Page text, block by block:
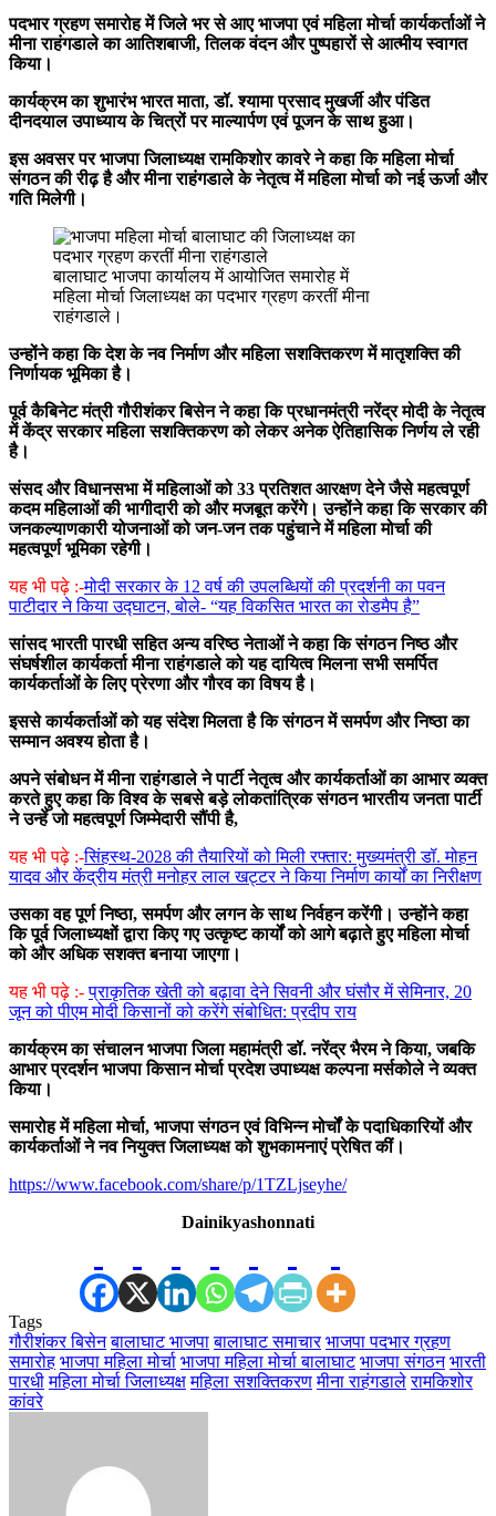
पदभार ग्रहण समारोह में जिले भर से आए भाजपा एवं महिला मोर्चा कार्यकर्ताओं ने
मीना राहंगडाले का आतिशबाजी, तिलक वंदन और पुष्पहारों से आत्मीय स्वागत
किया।
कार्यक्रम का शुभारंभ भारत माता, डॉ. श्यामा प्रसाद मुखर्जी और पंडित
दीनदयाल उपाध्याय के चित्रों पर माल्यार्पण एवं पूजन के साथ हुआ।
इस अवसर पर भाजपा जिलाध्यक्ष रामकिशोर कावरे ने कहा कि महिला मोर्चा
संगठन की रीढ़ है और मीना राहंगडाले के नेतृत्व में महिला मोर्चा को नई ऊर्जा और
गति मिलेगी।
बालाघाट भाजपा कार्यालय में आयोजित समारोह में
महिला मोर्चा जिलाध्यक्ष का पदभार ग्रहण करतीं मीना
राहंगडाले।
उन्होंने कहा कि देश के नव निर्माण और महिला सशक्तिकरण में मातृशक्ति की
निर्णायक भूमिका है।
पूर्व कैबिनेट मंत्री गौरीशंकर बिसेन ने कहा कि प्रधानमंत्री नरेंद्र मोदी के नेतृत्व
में केंद्र सरकार महिला सशक्तिकरण को लेकर अनेक ऐतिहासिक निर्णय ले रही
है।
संसद और विधानसभा में महिलाओं को 33 प्रतिशत आरक्षण देने जैसे महत्वपूर्ण
कदम महिलाओं की भागीदारी को और मजबूत करेंगे। उन्होंने कहा कि सरकार की
जनकल्याणकारी योजनाओं को जन-जन तक पहुंचाने में महिला मोर्चा की
महत्वपूर्ण भूमिका रहेगी।
यह भी पढ़े :-मोदी सरकार के 12 वर्ष की उपलब्धियों की प्रदर्शनी का पवन
पाटीदार ने किया उद्घाटन, बोले- “यह विकसित भारत का रोडमैप है”
सांसद भारती पारधी सहित अन्य वरिष्ठ नेताओं ने कहा कि संगठन निष्ठ और
संघर्षशील कार्यकर्ता मीना राहंगडाले को यह दायित्व मिलना सभी समर्पित
कार्यकर्ताओं के लिए प्रेरणा और गौरव का विषय है।
इससे कार्यकर्ताओं को यह संदेश मिलता है कि संगठन में समर्पण और निष्ठा का
सम्मान अवश्य होता है।
अपने संबोधन में मीना राहंगडाले ने पार्टी नेतृत्व और कार्यकर्ताओं का आभार व्यक्त
करते हुए कहा कि विश्व के सबसे बड़े लोकतांत्रिक संगठन भारतीय जनता पार्टी
ने उन्हें जो महत्वपूर्ण जिम्मेदारी सौंपी है,
यह भी पढ़े :-सिंहस्थ-2028 की तैयारियों को मिली रफ्तार: मुख्यमंत्री डॉ. मोहन
यादव और केंद्रीय मंत्री मनोहर लाल खट्टर ने किया निर्माण कार्यों का निरीक्षण
उसका वह पूर्ण निष्ठा, समर्पण और लगन के साथ निर्वहन करेंगी। उन्होंने कहा
कि पूर्व जिलाध्यक्षों द्वारा किए गए उत्कृष्ट कार्यों को आगे बढ़ाते हुए महिला मोर्चा
को और अधिक सशक्त बनाया जाएगा।
यह भी पढ़े :-प्राकृतिक खेती को बढ़ावा देने सिवनी और घंसौर में सेमिनार, 20
जून को पीएम मोदी किसानों को करेंगे संबोधित: प्रदीप राय
कार्यक्रम का संचालन भाजपा जिला महामंत्री डॉ. नरेंद्र भैरम ने किया, जबकि
आभार प्रदर्शन भाजपा किसान मोर्चा प्रदेश उपाध्यक्ष कल्पना मर्सकोले ने व्यक्त
किया।
समारोह में महिला मोर्चा, भाजपा संगठन एवं विभिन्न मोर्चों के पदाधिकारियों और
कार्यकर्ताओं ने नव नियुक्त जिलाध्यक्ष को शुभकामनाएं प्रेषित कीं।
https://www.facebook.com/share/p/1TZLjseyhe/
Dainikyashonnati
Tags
गौरीशंकर बिसेन बालाघाट भाजपा बालाघाट समाचार भाजपा पदभार ग्रहण
समारोह भाजपा महिला मोर्चा भाजपा महिला मोर्चा बालाघाट भाजपा संगठन भारती
पारधी महिला मोर्चा जिलाध्यक्ष महिला सशक्तिकरण मीना राहंगडाले रामकिशोर
कांवरे